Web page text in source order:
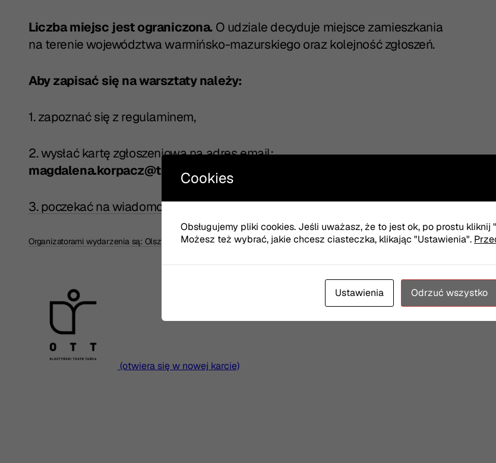
Liczba miejsc jest ograniczona. O udziale decyduje miejsce zamieszkania
na terenie województwa warmińsko-mazurskiego oraz kolejność zgłoszeń.
Aby zapisać się na warsztaty należy:
1. zapoznać się z regulaminem,
2. wysłać kartę zgłoszeniową na adres email:
magdalena.korpacz@teatr.olsztyn.pl,
3. poczekać na wiadomość zwrotną z akceptacją i szczegółami płatności.
Organizatorami wydarzenia są: Olsztyński Teatr Tańca i Teatr im. Stefana Jaracza w Olsztynie.
(otwiera się w nowej karcie)
Cookies
Obsługujemy pliki cookies. Jeśli uważasz, że to jest ok, po prostu
Możesz też wybrać, jakie chcesz ciasteczka, klikając "Ustawienia".
Ustawienia Odrzuć wszystko